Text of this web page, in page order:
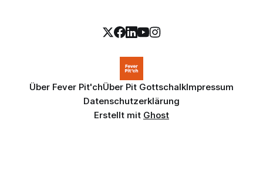
Über Fever Pit'chÜber Pit GottschalkImpressum
Datenschutzerklärung
Erstellt mit Ghost